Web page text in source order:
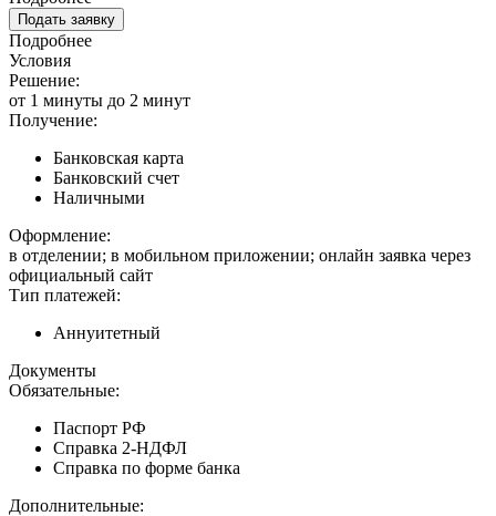
Подать заявку
Подробнее
Условия
Решение:
от 1 минуты до 2 минут
Получение:
Банковская карта
Банковский счет
Наличными
Оформление:
в отделении; в мобильном приложении; онлайн заявка через
официальный сайт
Тип платежей:
Аннуитетный
Документы
Обязательные:
Паспорт РФ
Справка 2-НДФЛ
Справка по форме банка
Дополнительные: